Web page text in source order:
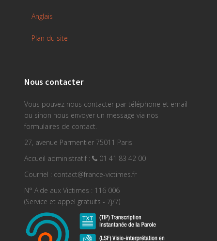
Anglais
Plan du site
Nous contacter
Vous pouvez nous contacter par téléphone et email
ou sinon nous envoyer un message via nos
formulaires de contact.
27, avenue Parmentier 75011 Paris
Accueil administratif :
01 41 83 42 00
Courriel : contact@france-victimes.fr
N° Aide aux Victimes : 116 006
(Service et appel gratuits - 7j/7)